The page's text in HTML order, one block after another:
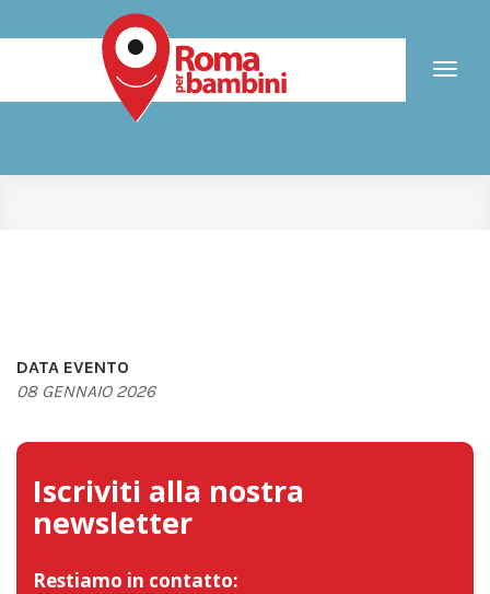
Toggle
DATA EVENTO
08 GENNAIO 2026
Iscriviti alla nostra
newsletter
Restiamo in contatto: